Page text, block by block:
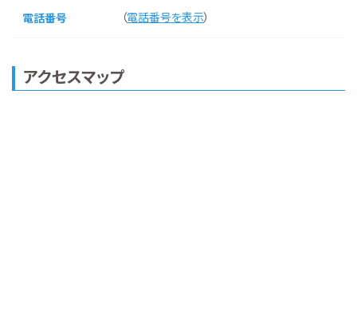
電話番号 （電話番号を表示）
アクセスマップ